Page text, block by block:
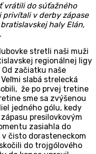
vrátili do súťažného
privítali v derby zápase
haly Elán,
stretli naši muži
regionálnej ligy
Od začiatku naše
slabá strelecká
že po prvej tretine
sme sa zvýšenou
jedného gólu, kedy
presilovkovým
zasiahla do
čisto dorasteneckom
do trojgólového